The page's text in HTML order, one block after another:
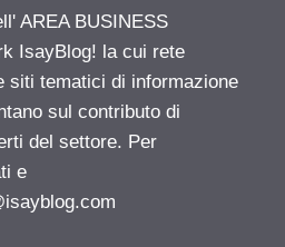
AREA BUSINESS
IsayBlog! la cui rete
siti tematici di informazione
sul contributo di
del settore. Per
e